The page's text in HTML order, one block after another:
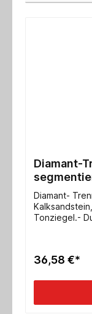
Diamant-
Diamant-
Tonziegel.-
36,58 €*